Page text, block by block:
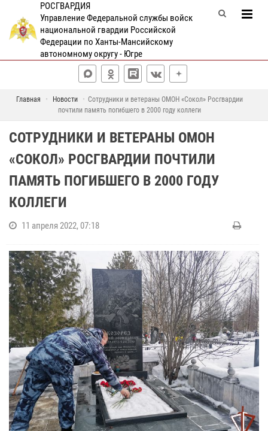
РОСГВАРДИЯ
Управление Федеральной службы войск
национальной гвардии Российской
Федерации по Ханты-Мансийскому
автономному округу - Югре
Главная Новости
Сотрудники и ветераны ОМОН «Сокол» Росгвардии
почтили память погибшего в 2000 году коллеги
СОТРУДНИКИ И ВЕТЕРАНЫ ОМОН
«СОКОЛ» РОСГВАРДИИ ПОЧТИЛИ
ПАМЯТЬ ПОГИБШЕГО В 2000 ГОДУ
КОЛЛЕГИ
11 апреля 2022, 07:18